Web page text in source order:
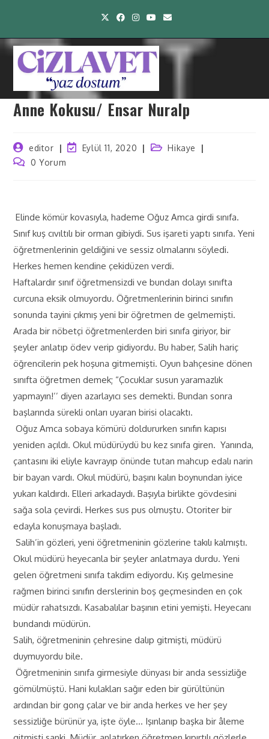
Anne Kokusu/ Ensar Nuralp
editor Eylül 11, 2020
Hikaye
0 Yorum
Elinde kömür kovasıyla, hademe Oğuz Amca girdi sınıfa.
Sınıf kuş cıvıltılı bir orman gibiydi. Sus işareti yaptı sınıfa. Yeni
öğretmenlerinin geldiğini ve sessiz olmalarını söyledi.
Herkes hemen kendine çekidüzen verdi.
Haftalardır sınıf öğretmensizdi ve bundan dolayı sınıfta
curcuna eksik olmuyordu. Öğretmenlerinin birinci sınıfın
sonunda tayini çıkmış yeni bir öğretmen de gelmemişti.
Arada bir nöbetçi öğretmenlerden biri sınıfa giriyor, bir
şeyler anlatıp ödev verip gidiyordu. Bu haber, Salih hariç
öğrencilerin pek hoşuna gitmemişti. Oyun bahçesine dönen
sınıfta öğretmen demek; “Çocuklar susun yaramazlık
yapmayın!’’ diyen azarlayıcı ses demekti. Bundan sonra
başlarında sürekli onları uyaran birisi olacaktı.
Oğuz Amca sobaya kömürü doldururken sınıfın kapısı
yeniden açıldı. Okul müdürüydü bu kez sınıfa giren. Yanında,
çantasını iki eliyle kavrayıp önünde tutan mahcup edalı narin
bir bayan vardı. Okul müdürü, başını kalın boynundan iyice
yukarı kaldırdı. Elleri arkadaydı. Başıyla birlikte gövdesini
sağa sola çevirdi. Herkes sus pus olmuştu. Otoriter bir
edayla konuşmaya başladı.
Salih’in gözleri, yeni öğretmeninin gözlerine takılı kalmıştı.
Okul müdürü heyecanla bir şeyler anlatmaya durdu. Yeni
gelen öğretmeni sınıfa takdim ediyordu. Kış gelmesine
rağmen birinci sınıfın derslerinin boş geçmesinden en çok
müdür rahatsızdı. Kasabalılar başının etini yemişti. Heyecanı
bundandı müdürün.
Salih, öğretmeninin çehresine dalıp gitmişti, müdürü
duymuyordu bile.
Öğretmeninin sınıfa girmesiyle dünyası bir anda sessizliğe
gömülmüştü. Hani kulakları sağır eden bir gürültünün
ardından bir gong çalar ve bir anda herkes ve her şey
sessizliğe bürünür ya, işte öyle… Işınlanıp başka bir âleme